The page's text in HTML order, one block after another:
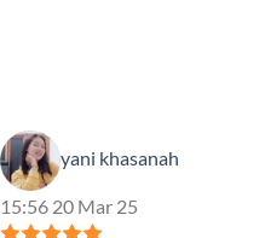
yani khasanah
15:56 20 Mar 25